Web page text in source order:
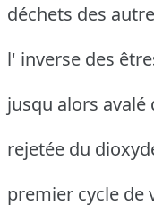
déchets des
l' inverse des
jusqu alors avalé
rejetée du
premier cycle de